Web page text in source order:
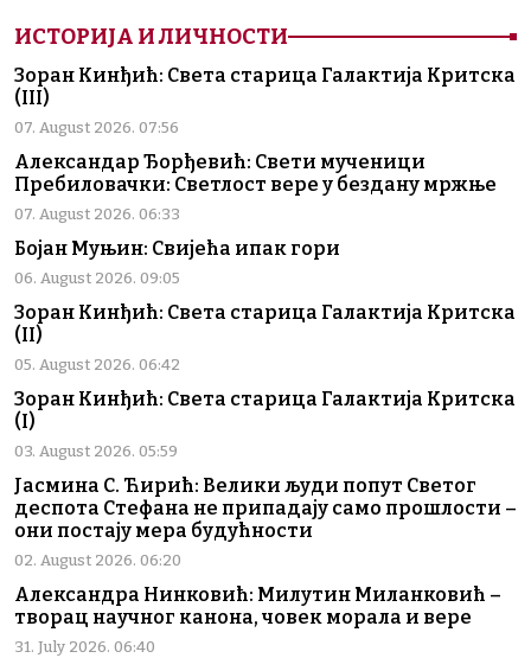
ИСТОРИЈА И ЛИЧНОСТИ
Зоран Кинђић: Света старица Галактија Критска
(III)
07. August 2026. 07:56
Александар Ђорђевић: Свети мученици
Пребиловачки: Светлост вере у бездану мржње
07. August 2026. 06:33
Бојан Муњин: Свијећа ипак гори
06. August 2026. 09:05
Зоран Кинђић: Света старица Галактија Критска
(II)
05. August 2026. 06:42
Зоран Кинђић: Света старица Галактија Критска
(I)
03. August 2026. 05:59
Јасмина С. Ћирић: Велики људи попут Светог
деспота Стефана не припадају само прошлости –
они постају мера будућности
02. August 2026. 06:20
Александра Нинковић: Милутин Миланковић –
творац научног канона, човек морала и вере
31. July 2026. 06:40